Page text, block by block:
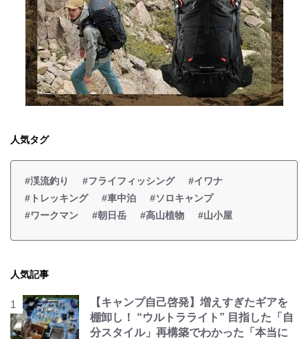
人気タグ
#渓流釣り #フライフィッシング
#イワナ
#トレッキング
#車中泊
#ソロキャンプ
#ワークマン
#朝日岳 #高山植物 #山小屋
人気記事
【キャンプ自己啓発】増えすぎたギアを
棚卸し！ “ウルトラライト” 目指した「自
分スタイル」再構築でわかった「本当に